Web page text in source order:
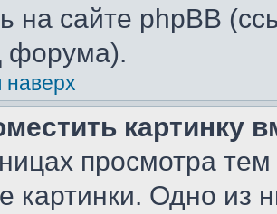
на сайте phpBB
форума).
наверх
картинку
просмотра
картинки. Одно из